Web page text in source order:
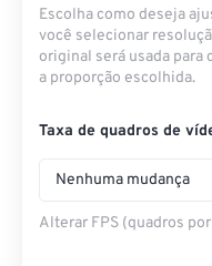
Escolha como deseja
você selecionar
original será usada para
a proporção escolhida.
Taxa de quadros de
Nenhuma mudança
Alterar FPS (quadros